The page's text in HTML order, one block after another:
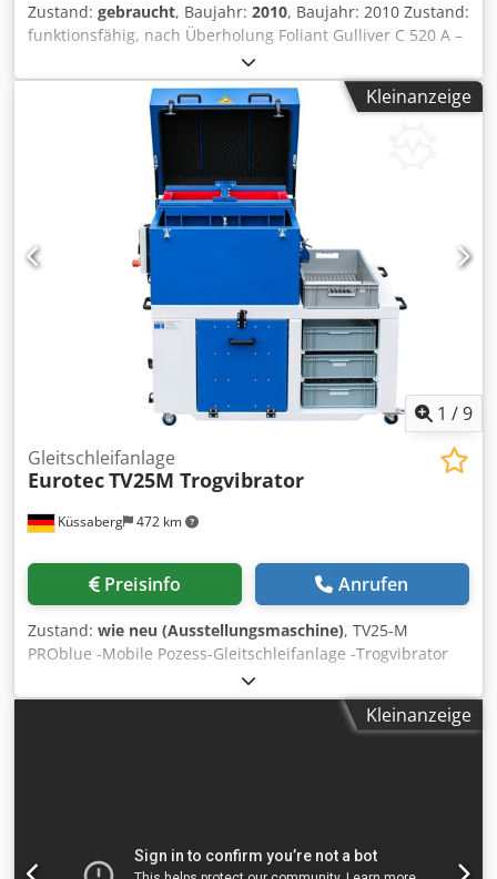
Zustand: gebraucht, Baujahr: 2010, Baujahr: 2010 Zustand:
funktionsfähig, nach Überholung Foliant Gulliver C 520 A –
automatisches Anlegen und Separieren - Maximales
Format: 520 mm (Breite) x 720 mm (Länge) -
Geschwindigkeitsregulierung: 0 – 15 m / min -
Temperaturregelung: 80 – 140°C Djdpoy Exb Dofx Amnock -
Automatischer Anleger mit Unterdruckband -
Automatischer Separator - Pneumatischer Pressdruck
Kleinanzeige
1 /9
Küssaberg 472 km
Gleitschleifanlage
EurotecTV25M Trogvibrator
Preisinfo Anrufen
Zustand: wie neu (Ausstellungsmaschine), TV25-M
PROblue -Mobile Pozess-Gleitschleifanlage -Trogvibrator
mit Trennwandmodul und Schallschutzumhausung
Djdeznm Emjpfx Amnsck -Elektrische Steuerung mit
stufenloser Frequenzregelung -Intergrierte Dosierpumpeb
Kleinanzeige